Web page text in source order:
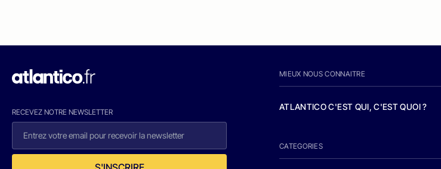
RECEVEZ NOTRE NEWSLETTER
MIEUX NOUS CONNAITRE
ATLANTICO C'EST QUI, C'EST QUOI ?
CATEGORIES